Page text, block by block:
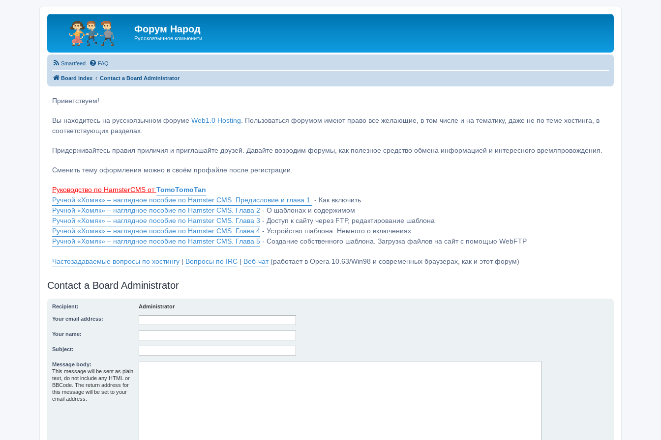
Форум Народ
Русскоязычное комьюнити
Smartfeed FAQ
Board index Contact a Board Administrator
Приветствуем!
Вы находитесь на русскоязычном форуме Web1.0 Hosting . Пользоваться форумом имеют право все желающие, в том числе и на тематику, даже не по теме хостинга, в
соответствующих разделах.
Придерживайтесь правил приличия и приглашайте друзей. Давайте возродим форумы, как полезное средство обмена информацией и интересного времяпровождения.
Сменить тему оформления можно в своём профайле после регистрации.
Руководство по HamsterCMS от TomoTomoTan
Ручной «Хомяк» – наглядное пособие по Hamster CMS. Предисловие и глава 1.
- Как включить
Ручной «Хомяк» – наглядное пособие по Hamster CMS. Глава 2 - О шаблонах и содержимом
Ручной «Хомяк» – наглядное пособие по Hamster CMS. Глава 3 - Доступ к сайту через FTP, редактирование шаблона
Ручной «Хомяк» – наглядное пособие по Hamster CMS. Глава 4 - Устройство шаблона. Немного о включениях.
Ручной «Хомяк» – наглядное пособие по Hamster CMS. Глава 5 - Создание собственного шаблона. Загрузка файлов на сайт с помощью WebFTP
Частозадаваемые вопросы по хостингу | Вопросы по IRC | Веб-чат(работает в Opera 10.63/Win98 и современных браузерах, как и этот форум)
Contact a Board Administrator
Recipient: Administrator
Your email address:
Your name:
Subject:
Message body:
This message will be sent as plain
text, do not include any HTML or
BBCode. The return address for
this message will be set to your
email address.